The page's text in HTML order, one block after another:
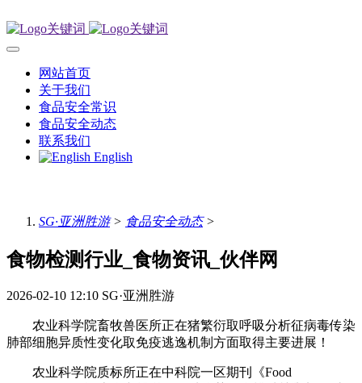
网站首页
关于我们
食品安全常识
食品安全动态
联系我们
English
SG·亚洲胜游> 食品安全动态>
食物检测行业_食物资讯_伙伴网
2026-02-10 12:10 SG·亚洲胜游
农业科学院畜牧兽医所正在猪繁衍取呼吸分析征病毒传染
肺部细胞异质性变化取免疫逃逸机制方面取得主要进展！
农业科学院质标所正在中科院一区期刊《Food